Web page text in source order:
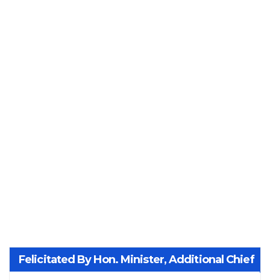
Felicitated By Hon. Minister, Additional Chief